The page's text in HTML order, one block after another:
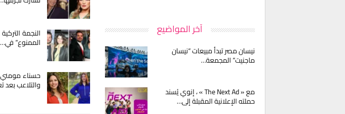
النجمة
الممنوع” في…
حسناء مومني
والتلاعب بعد
آخر المواضيع
نيسان مصر تبدأ مبيعات “نيسان
ماجنيت” المجمعة…
مع « The Next Ad » ، إنوي يُسند
حملته الإعلانية المقبلة إلى…